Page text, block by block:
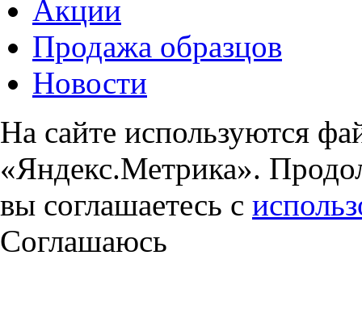
Акции
Продажа образцов
Новости
На сайте используются
«Яндекс.Метрика».
вы соглашаетесь с
Соглашаюсь